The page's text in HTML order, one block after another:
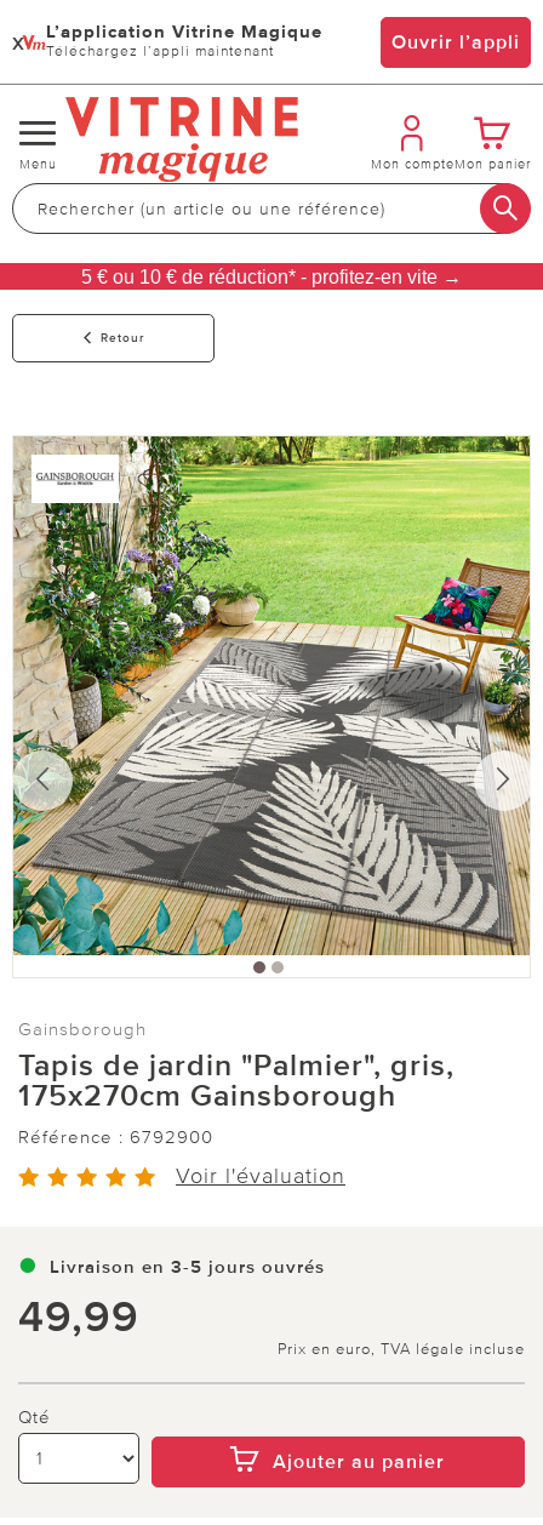
x L’application Vitrine Magique
Téléchargez l’appli maintenant Ouvrir l’appli
Changer
de
navigation
Menu Mon compteMon panier
5 € ou 10 € de réduction* - profitez-en vite →
Retour
Gainsborough
Tapis de jardin "Palmier", gris,
175x270cm Gainsborough
Référence : 6792900
Voir l'évaluation
Livraison en 3-5 jours ouvrés
49,99
Prix en euro, TVA légale incluse
Qté
Ajouter au panier